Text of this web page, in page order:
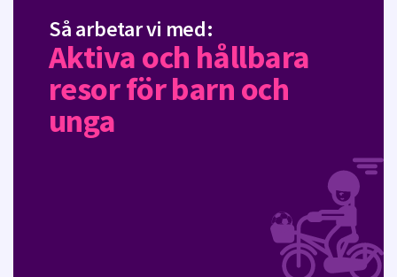
Så arbetar vi med:
Aktiva och hållbara
resor för barn och
unga